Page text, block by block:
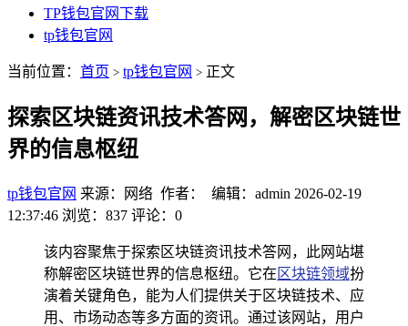
TP钱包官网下载
tp钱包官网
当前位置： 首页 > tp钱包官网 > 正文
探索区块链资讯技术答网，解密区块链世
界的信息枢纽
tp钱包官网 来源：网络 作者： 编辑：admin 2026-02-19
12:37:46 浏览：837 评论：0
该内容聚焦于探索区块链资讯技术答网，此网站堪
称解密区块链世界的信息枢纽。它在 区块链领域扮
演着关键角色，能为人们提供关于区块链技术、应
用、市场动态等多方面的资讯。通过该网站，用户